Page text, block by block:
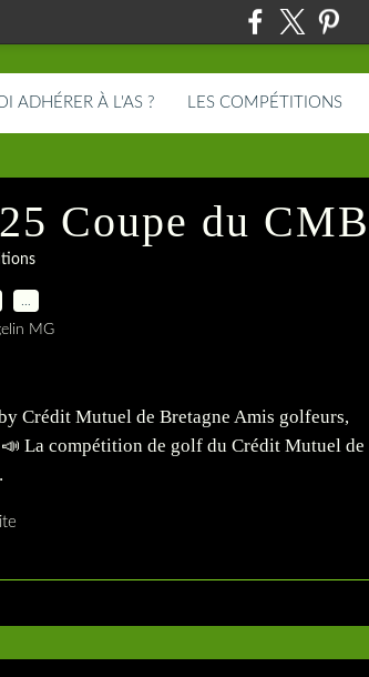
ADHÉRER À L'AS ? LES COMPÉTITIONS
Coupe du CMB
MG
Crédit Mutuel de Bretagne Amis golfeurs,
La compétition de golf du Crédit Mutuel de